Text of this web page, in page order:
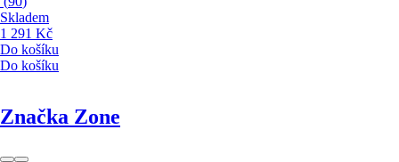
Skladem
1 291 Kč
Do košíku
Do košíku
Značka Zone